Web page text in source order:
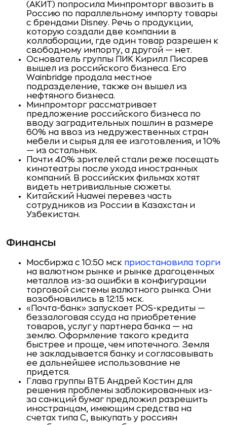
(АКИТ) попросила Минпромторг ввозить в
Россию по параллельному импорту товары
с брендами Disney. Речь о продукции,
которую создали две компании в
коллаборации, где один товар разрешен к
свободному импорту, а другой — нет.
Основатель группы ПИК Кирилл Писарев
вышел из российского бизнеса. Его
Wainbridge продала местное
подразделение, также он вышел из
нефтяного бизнеса.
Минпромторг рассматривает
предложение российского бизнеса по
вводу заградительных пошлин в размере
60% на ввоз из недружественных стран
мебели и сырья для ее изготовления, и 10%
— из остальных.
Почти 40% зрителей стали реже посещать
кинотеатры после ухода иностранных
компаний. В российских фильмах хотят
видеть нетривиальные сюжеты.
Китайский Huawei перевез часть
сотрудников из России в Казахстан и
Узбекистан.
Финансы
Мосбиржа с 10:50 мск приостановила торги
на валютном рынке и рынке драгоценных
металлов из-за ошибки в конфигурации
торговой системы валютного рынка. Они
возобновились в 12:15 мск.
«Почта-банк» запускает POS-кредиты —
беззалоговая ссуда на приобретение
товаров, услуг у партнера банка — на
землю. Оформление такого кредита
быстрее и проще, чем ипотечного. Земля
не закладывается банку и согласовывать
ее дальнейшее использование не
придется.
Глава группы ВТБ Андрей Костин для
решения проблемы заблокированных из-
за санкций бумаг предложил разрешить
иностранцам, имеющим средства на
счетах типа С, выкупать у россиян